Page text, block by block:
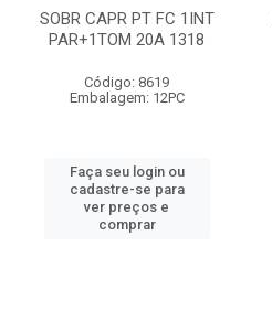
SOBR CAPR PT FC 1INT
PAR+1TOM 20A 1318
Código: 8619
Embalagem: 12PC
Faça seu login ou
cadastre-se para
ver preços e
comprar